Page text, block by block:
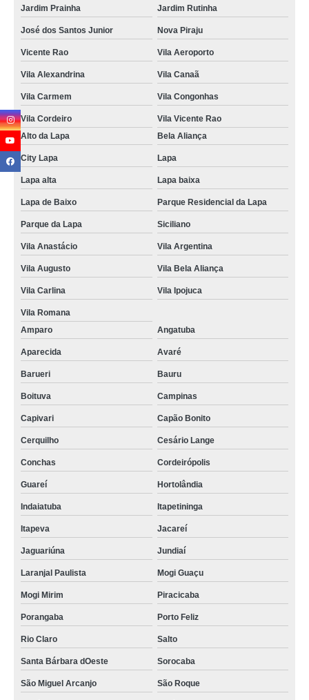
Jardim Prainha Jardim Rutinha
José dos Santos Junior Nova Piraju
Vicente Rao Vila Aeroporto
Vila Alexandrina Vila Canaã
Vila Carmem Vila Congonhas
Vila Cordeiro
Vila Vicente Rao
Alto da Lapa
Bela Aliança
City Lapa Lapa
Lapa alta Lapa baixa
Lapa de Baixo Parque Residencial da Lapa
Parque da Lapa Siciliano
Vila Anastácio Vila Argentina
Vila Augusto Vila Bela Aliança
Vila Carlina Vila Ipojuca
Vila Romana
Amparo
Angatuba
Aparecida Avaré
Barueri Bauru
Boituva Campinas
Capivari Capão Bonito
Cerquilho Cesário Lange
Conchas Cordeirópolis
Guareí Hortolândia
Indaiatuba Itapetininga
Itapeva Jacareí
Jaguariúna Jundiaí
Laranjal Paulista Mogi Guaçu
Mogi Mirim Piracicaba
Porangaba Porto Feliz
Rio Claro Salto
Santa Bárbara dOeste Sorocaba
São Miguel Arcanjo São Roque